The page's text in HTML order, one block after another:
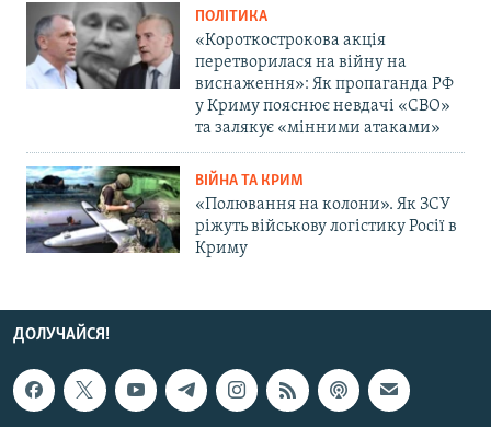
ПОЛІТИКА
«Короткострокова акція
перетворилася на війну на
виснаження»: Як пропаганда РФ
у Криму пояснює невдачі «СВО»
та залякує «мінними атаками»
ВІЙНА ТА КРИМ
«Полювання на колони». Як ЗСУ
ріжуть військову логістику Росії в
Криму
ДОЛУЧАЙСЯ!